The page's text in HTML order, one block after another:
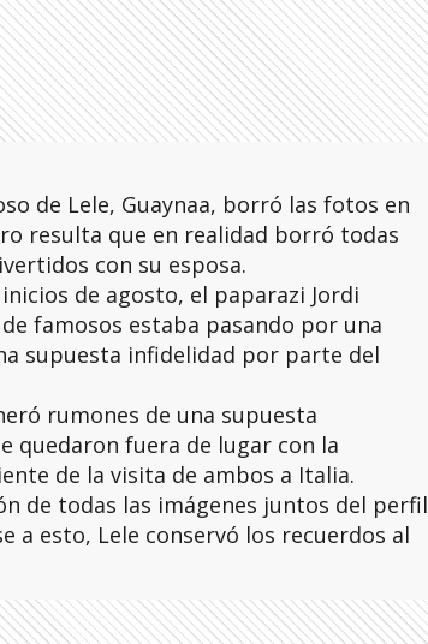
de Lele, Guaynaa, borró las fotos en
resulta que en realidad borró todas
con su esposa.
de agosto, el paparazi Jordi
famosos estaba pasando por una
supuesta infidelidad por parte del
rumones de una supuesta
quedaron fuera de lugar con la
de la visita de ambos a Italia.
de todas las imágenes juntos del perfil
a esto, Lele conservó los recuerdos al